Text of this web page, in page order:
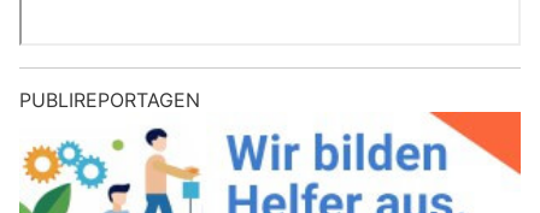
PUBLIREPORTAGEN